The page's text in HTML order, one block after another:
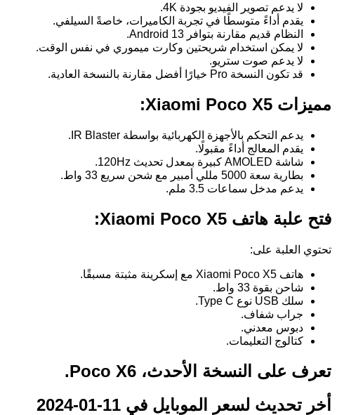
لا يدعم تصوير الفيديو بجودة 4K.
يقدم أداءً متوسطًا في تجربة الكاميرات، خاصةً السيلفي.
النظام قديم مقارنة بتوافر Android 13.
لا يمكن استخدام شريحتين وكارت ميموري في نفس الوقت.
لا يدعم صوت ستريو.
قد تكون النسخة Pro خيارًا أفضل مقارنة بالنسخة العادية.
مميزات Xiaomi Poco X5:
يدعم التحكم بالأجهزة الكهربائية بواسطة IR Blaster.
يقدم المعالج أداءً مقبولًا.
شاشة AMOLED كبيرة بمعدل تحديث 120Hz.
بطارية سعة 5000 مللي أمبير مع شحن سريع 33 واط.
يدعم مدخل سماعات 3.5 ملم.
فتح علبة هاتف Xiaomi Poco X5:
تحتوي العلبة على:
هاتف Xiaomi Poco X5 مع إسكرينة مثبتة مسبقًا.
شاحن بقوة 33 واط.
سلك USB نوع Type C.
جراب شفاف.
دبوس معدني.
كتالوج التعليمات.
تعرف على النسخة الأحدث، Poco X6.
أخر تحديث لسعر الموبايل في 11-01-2024